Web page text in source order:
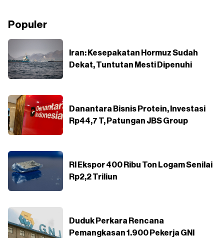
Populer
Iran: Kesepakatan Hormuz Sudah
Dekat, Tuntutan Mesti Dipenuhi
Danantara Bisnis Protein, Investasi
Rp44,7 T, Patungan JBS Group
RI Ekspor 400 Ribu Ton Logam Senilai
Rp2,2 Triliun
Duduk Perkara Rencana
Pemangkasan 1.900 Pekerja GNI